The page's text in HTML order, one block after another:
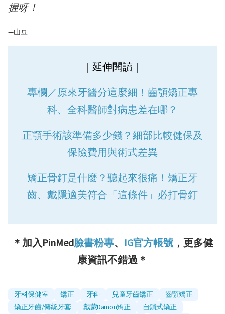
握呀！
—山豆
｜延伸閱讀｜
專欄／原來牙醫分這麼細！齒顎矯正專
科、全科醫師對病患差在哪？
正顎手術該準備多少錢？細部比較健保及
保險費用與術式差異
矯正骨釘是什麼？聽起來很痛！矯正牙
齒、戴隱適美符合「這條件」必打骨釘
＊加入PinMed臉書粉專、 IG官方帳號，更多健
康資訊不錯過＊
牙科保健室 矯正 牙科 兒童牙齒矯正
齒顎矯正
矯正牙齒/傳統牙套
戴蒙Damon矯正
自鎖式矯正